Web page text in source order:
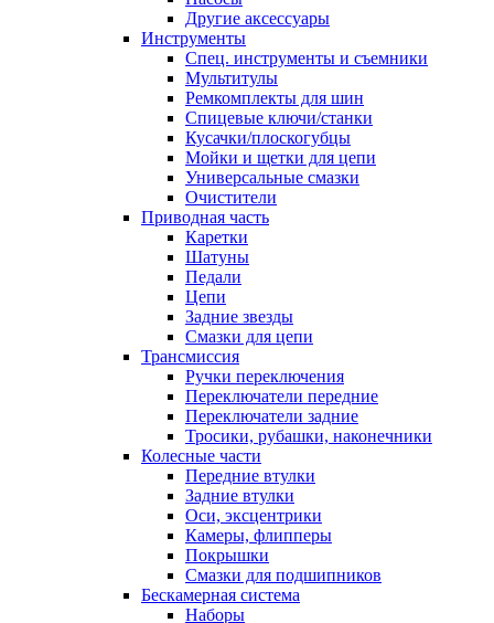
Другие аксессуары
Инструменты
Спец. инструменты и съемники
Мультитулы
Ремкомплекты для шин
Спицевые ключи/станки
Кусачки/плоскогубцы
Мойки и щетки для цепи
Универсальные смазки
Очистители
Приводная часть
Каретки
Шатуны
Педали
Цепи
Задние звезды
Смазки для цепи
Трансмиссия
Ручки переключения
Переключатели передние
Переключатели задние
Тросики, рубашки, наконечники
Колесные части
Передние втулки
Задние втулки
Оси, эксцентрики
Камеры, флипперы
Покрышки
Смазки для подшипников
Бескамерная система
Наборы